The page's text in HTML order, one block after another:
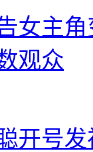
女主
观众
开号